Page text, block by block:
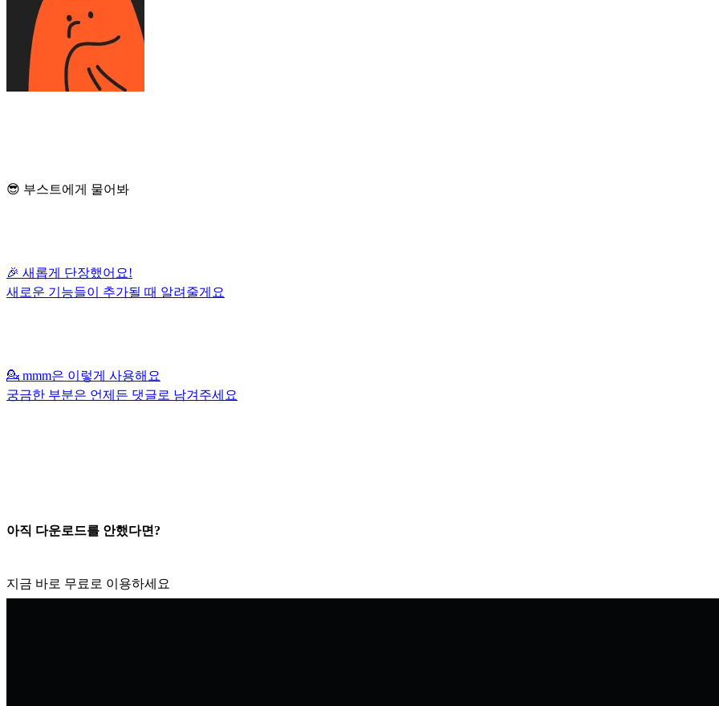
😎 부스트에게 물어봐
🎉 새롭게 단장했어요!
새로운 기능들이 추가될 때 알려줄게요
💁 mmm은 이렇게 사용해요
궁금한 부분은 언제든 댓글로 남겨주세요
아직 다운로드를 안했다면?
지금 바로 무료로 이용하세요